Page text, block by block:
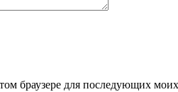
браузере для последующих